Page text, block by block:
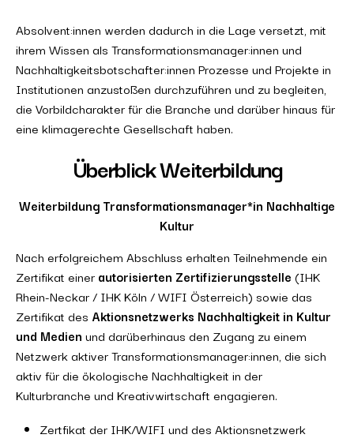
Absolvent:innen werden dadurch in die Lage versetzt, mit
ihrem Wissen als Transformationsmanager:innen und
Nachhaltigkeitsbotschafter:innen Prozesse und Projekte in
Institutionen anzustoßen durchzuführen und zu begleiten,
die Vorbildcharakter für die Branche und darüber hinaus für
eine klimagerechte Gesellschaft haben.
Überblick Weiterbildung
Weiterbildung Transformationsmanager*in Nachhaltige
Kultur
Nach erfolgreichem Abschluss erhalten Teilnehmende ein
Zertifikat einer autorisierten Zertifizierungsstelle (IHK
Rhein-Neckar / IHK Köln / WIFI Österreich) sowie das
Zertifikat des Aktionsnetzwerks Nachhaltigkeit in Kultur
und Medien und darüberhinaus den Zugang zu einem
Netzwerk aktiver Transformationsmanager:innen, die sich
aktiv für die ökologische Nachhaltigkeit in der
Kulturbranche und Kreativwirtschaft engagieren.
Zertfikat der IHK/WIFI und des Aktionsnetzwerk